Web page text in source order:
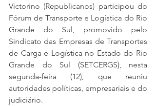
Victorino (Republicanos) participou do
Fórum de Transporte e Logística do Rio
Grande do Sul, promovido pelo
Sindicato das Empresas de Transportes
de Carga e Logística no Estado do Rio
Grande do Sul (SETCERGS), nesta
segunda-feira (12), que reuniu
autoridades políticas, empresariais e do
judiciário.